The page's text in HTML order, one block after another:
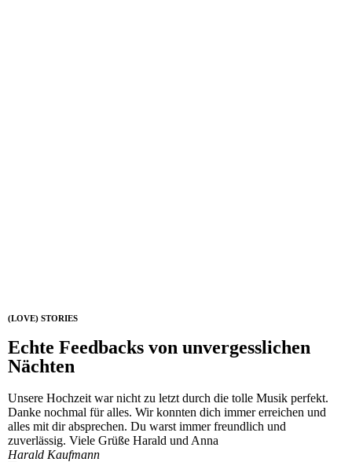
(LOVE) STORIES
Echte Feedbacks von unvergesslichen
Nächten
Unsere Hochzeit war nicht zu letzt durch die tolle Musik perfekt.
Danke nochmal für alles. Wir konnten dich immer erreichen und
alles mit dir absprechen. Du warst immer freundlich und
zuverlässig. Viele Grüße Harald und Anna
Harald Kaufmann